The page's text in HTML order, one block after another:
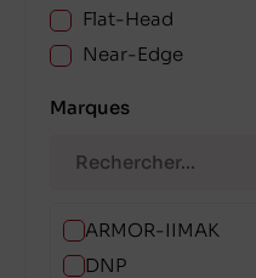
Flat-Head
Near-Edge
Marques
ARMOR-IIMAK
DNP